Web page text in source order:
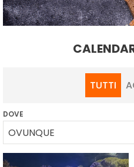
TUTTI
DOVE
OVUNQUE